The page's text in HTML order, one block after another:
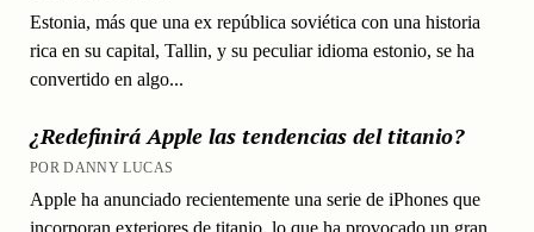
Estonia, más que una ex república soviética con una historia
rica en su capital, Tallin, y su peculiar idioma estonio, se ha
convertido en algo...
¿Redefinirá Apple las tendencias del titanio?
POR DANNY LUCAS
Apple ha anunciado recientemente una serie de iPhones que
incorporan exteriores de titanio, lo que ha provocado un gran